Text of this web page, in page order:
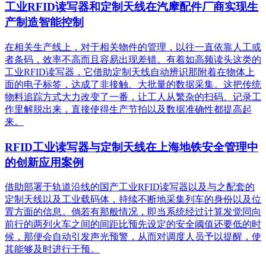
工业RFID读写器和定制天线在汽摩配件厂商实现生
产制造智能控制
在相关生产线上，对于相关物件的管理，以往一直依靠人工或
者条码，效率不高而且容易出现差错。有着如高频读头这类的
工业RFID读写器，它借助定制天线自动辨识那附着在物体上
面的电子标签，达成了非接触、大批量的数据采集。这把传统
物料追踪方式大力改变了一番，让工人从繁杂的扫码、记录工
作里解脱出来，直接使得生产节拍以及数据准确性都提高起
来。
RFID工业读写器与定制天线在上海地铁安全管理中
的创新应用案例
借助部署于轨道沿线的国产工业RFID读写器以及与之配套的
定制天线以及工业载码体，持续不断地采集列车的身份以及位
置方面的信息。倘若有那般情况，即当系统经过计算发觉同向
前行的两列火车之间的间距比预先设定的安全阈值还要低的时
候，那便会自动引发声光预警，从而对调度人员予以提醒，使
其能够及时进行干预。